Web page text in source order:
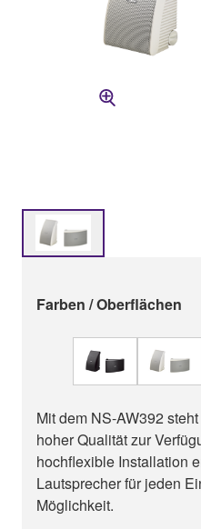
Farben / Oberflächen
Mit dem NS-AW392
hoher Qualität zur
hochflexible Installation
Lautsprecher für jeden
Möglichkeit.